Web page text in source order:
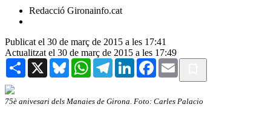
Redacció Gironainfo.cat
Publicat el 30 de març de 2015 a les 17:41
Actualitzat el 30 de març de 2015 a les 17:49
Share X BlueskyWhatsAppTelegramLinkedInFacebook
Email
75è anivesari dels Manaies de Girona. Foto: Carles Palacio